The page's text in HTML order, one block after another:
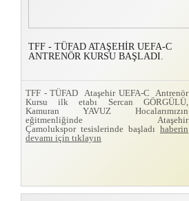
TFF - TÜFAD ATAŞEHİR UEFA-C
ANTRENÖR KURSU BAŞLADI.
TFF - TÜFAD Ataşehir UEFA-C Antrenör
Kursu ilk etabı Sercan GÖRGÜLÜ,
Kamuran YAVUZ Hocalarımızın
eğitmenliğinde Ataşehir
Çamolukspor tesislerinde başladı haberin
devamı için tıklayın